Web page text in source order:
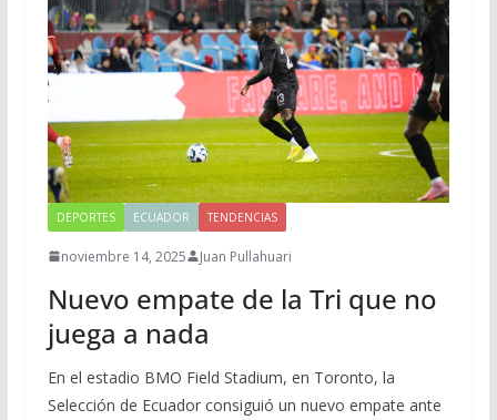
DEPORTES ECUADOR TENDENCIAS
noviembre 14, 2025 Juan Pullahuari
Nuevo empate de la Tri que no
juega a nada
En el estadio BMO Field Stadium, en Toronto, la
Selección de Ecuador consiguió un nuevo empate ante